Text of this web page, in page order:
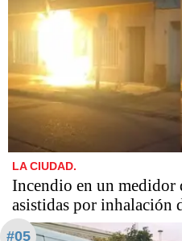
LA CIUDAD.
Incendio en un medidor
asistidas por inhalación
#05